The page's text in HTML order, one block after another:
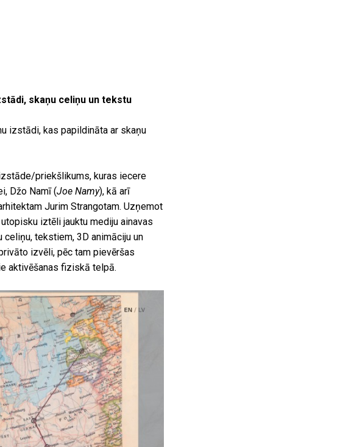
skaņu celiņu un tekstu
izstādi, kas papildināta ar skaņu
priekšlikums, kuras iecere
Džo Namī (Joe Namy), kā arī
Jurim Strangotam. Uzņemot
iztēli jauktu mediju ainavas
tekstiem, 3D animāciju un
izvēli, pēc tam pievēršas
aktivēšanas fiziskā telpā.